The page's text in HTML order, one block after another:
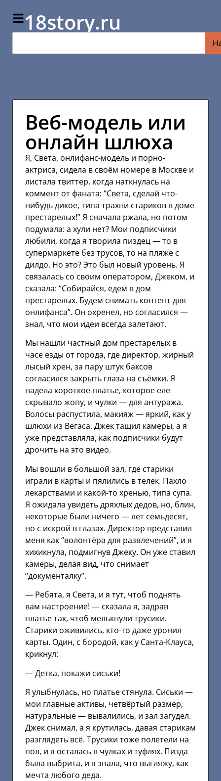
18story.ru
Веб-модель или
онлайн шлюха
Я, Света, онлифанс-модель и порно-
актриса, сидела в своём номере в Москве и
листала твиттер, когда наткнулась на
коммент от фаната: “Света, сделай что-
нибудь дикое, типа трахни стариков в доме
престарелых!” Я сначала ржала, но потом
подумала: а хули нет? Мои подписчики
любили, когда я творила пиздец — то в
супермаркете без трусов, то на пляже с
дилдо. Но это? Это был новый уровень. Я
связалась со своим оператором, Джеком, и
сказала: “Собирайся, едем в дом
престарелых. Будем снимать контент для
онлифанса”. Он охренел, но согласился —
знал, что мои идеи всегда залетают.
Мы нашли частный дом престарелых в
часе езды от города, где директор, жирный
лысый хрен, за пару штук баксов
согласился закрыть глаза на съёмки. Я
надела короткое платье, которое еле
скрывало жопу, и чулки — для антуража.
Волосы распустила, макияж — яркий, как у
шлюхи из Вегаса. Джек тащил камеры, а я
уже представляла, как подписчики будут
дрочить на это видео.
Мы вошли в большой зал, где старики
играли в карты и пялились в телек. Пахло
лекарствами и какой-то хренью, типа супа.
Я ожидала увидеть дряхлых дедов, но, блин,
некоторые были ничего — лет семьдесят,
но с искрой в глазах. Директор представил
меня как “волонтёра для развлечений”, и я
хихикнула, подмигнув Джеку. Он уже ставил
камеры, делая вид, что снимает
“документалку”.
— Ребята, я Света, и я тут, чтоб поднять
вам настроение! — сказала я, задрав
платье так, чтоб мелькнули трусики.
Старики оживились, кто-то даже уронил
карты. Один, с бородой, как у Санта-Клауса,
крикнул:
— Детка, покажи сиськи!
Я улыбнулась, но платье стянула. Сиськи —
мои главные активы, четвёртый размер,
натуральные — вывалились, и зал загудел.
Джек снимал, а я крутилась, давая старикам
разглядеть всё. Трусики тоже полетели на
пол, и я осталась в чулках и туфлях. Пизда
была выбрита, и я знала, что выгляжу, как
мечта любого деда.